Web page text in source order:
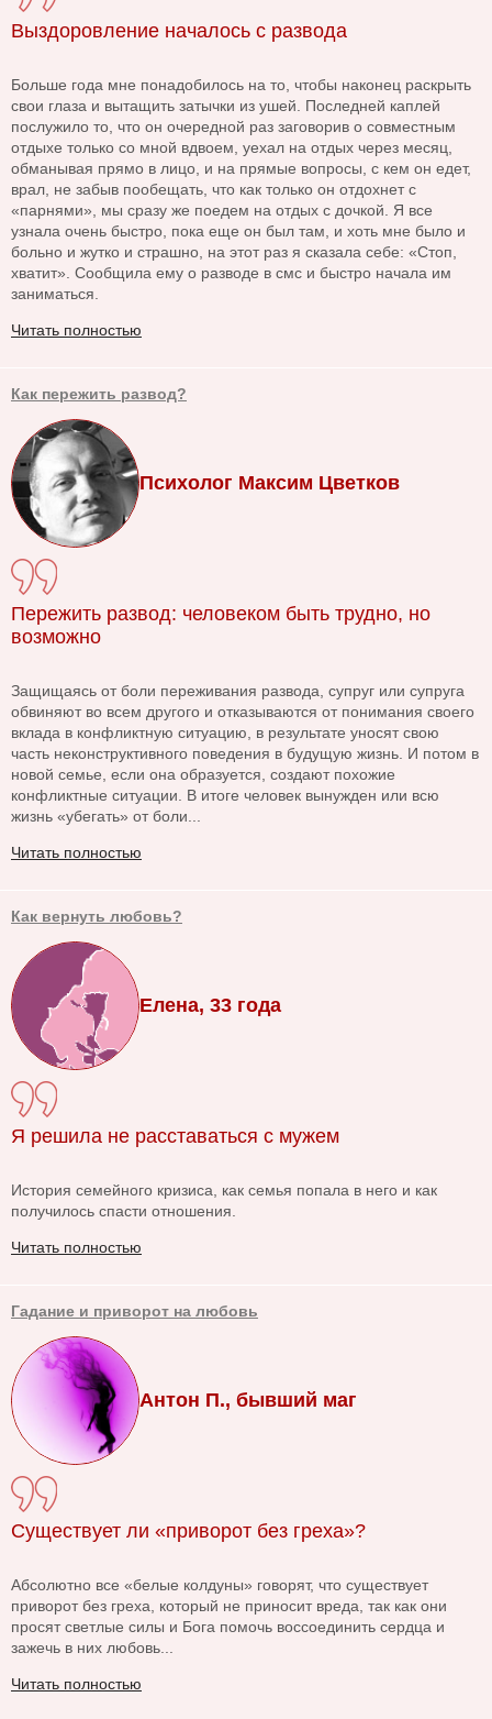
Выздоровление началось с развода
Больше года мне понадобилось на то, чтобы наконец раскрыть
свои глаза и вытащить затычки из ушей. Последней каплей
послужило то, что он очередной раз заговорив о совместным
отдыхе только со мной вдвоем, уехал на отдых через месяц,
обманывая прямо в лицо, и на прямые вопросы, с кем он едет,
врал, не забыв пообещать, что как только он отдохнет с
«парнями», мы сразу же поедем на отдых с дочкой. Я все
узнала очень быстро, пока еще он был там, и хоть мне было и
больно и жутко и страшно, на этот раз я сказала себе: «Стоп,
хватит». Сообщила ему о разводе в смс и быстро начала им
заниматься.
Читать полностью
Как пережить развод?
Психолог Максим Цветков
Пережить развод: человеком быть трудно, но
возможно
Защищаясь от боли переживания развода, супруг или супруга
обвиняют во всем другого и отказываются от понимания своего
вклада в конфликтную ситуацию, в результате уносят свою
часть неконструктивного поведения в будущую жизнь. И потом в
новой семье, если она образуется, создают похожие
конфликтные ситуации. В итоге человек вынужден или всю
жизнь «убегать» от боли...
Читать полностью
Как вернуть любовь?
Елена, 33 года
Я решила не расставаться с мужем
История семейного кризиса, как семья попала в него и как
получилось спасти отношения.
Читать полностью
Гадание и приворот на любовь
Антон П., бывший маг
Существует ли «приворот без греха»?
Абсолютно все «белые колдуны» говорят, что существует
приворот без греха, который не приносит вреда, так как они
просят светлые силы и Бога помочь воссоединить сердца и
зажечь в них любовь...
Читать полностью